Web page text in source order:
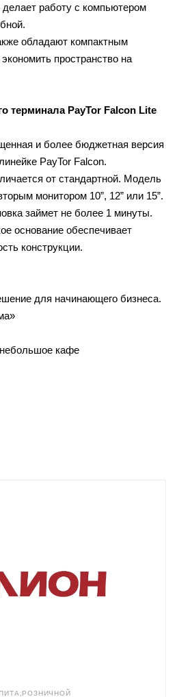
работу с компьютером
обладают компактным
пространство на
терминала PayTor Falcon Lite
и более бюджетная версия
PayTor Falcon.
от стандартной. Модель
монитором 10”, 12” или 15”.
займет не более 1 минуты.
основание обеспечивает
конструкции.
для начинающего бизнеса.
кафе